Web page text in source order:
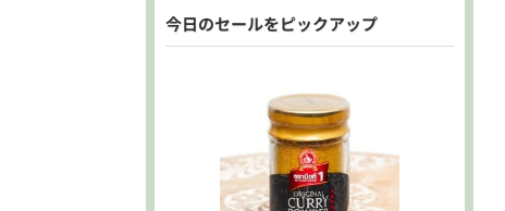
今日のセールをピックアップ